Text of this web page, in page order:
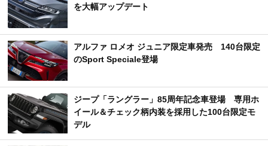
を大幅アップデート
アルファ ロメオ ジュニア限定車発売 140台限定
のSport Speciale登場
ジープ「ラングラー」85周年記念車登場 専用ホ
イール＆チェック柄内装を採用した100台限定モ
デル